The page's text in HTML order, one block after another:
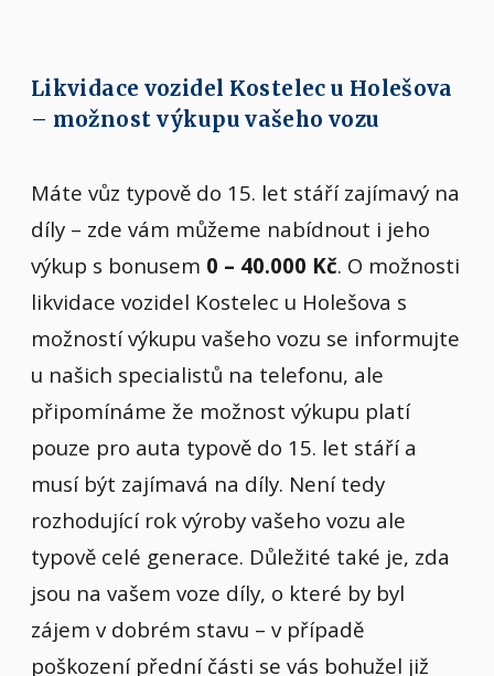
Likvidace vozidel Kostelec u Holešova
– možnost výkupu vašeho vozu
Máte vůz typově do 15. let stáří zajímavý na
díly – zde vám můžeme nabídnout i jeho
výkup s bonusem 0 – 40.000 Kč. O možnosti
likvidace vozidel Kostelec u Holešova s
možností výkupu vašeho vozu se informujte
u našich specialistů na telefonu, ale
připomínáme že možnost výkupu platí
pouze pro auta typově do 15. let stáří a
musí být zajímavá na díly. Není tedy
rozhodující rok výroby vašeho vozu ale
typově celé generace. Důležité také je, zda
jsou na vašem voze díly, o které by byl
zájem v dobrém stavu – v případě
poškození přední části se vás bohužel již